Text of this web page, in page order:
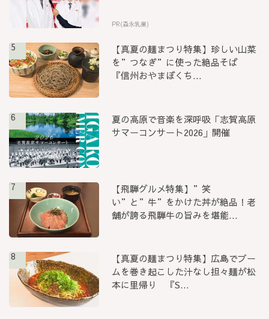
PR(森永乳業)
5
【真夏の麺まつり特集】珍しい山菜
を”つなぎ”に使った絶品そば
『信州おやまぼくち...
6
夏の高原で音楽を深呼吸「志賀高原
サマーコンサート2026」開催
7
【飛騨グルメ特集】”笑
い”と”牛”をかけた丼が絶品！老
舗が誇る飛騨牛の旨みを堪能...
8
【真夏の麺まつり特集】広島でブー
ムを巻き起こした汁なし担々麺が松
本に里帰り 『S...